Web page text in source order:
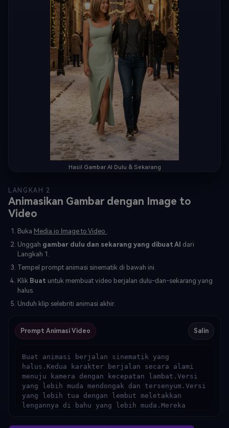
sinematik.Mereka saling tersenyum, kontak
mata yang emosional, suasana nostalgia yang
hangat, gerakan berjalan yang alami, satu
lengan di bahu dengan cara yang ramah dan
mendukung.Ultra realistis, pencahayaan
sinematik, lensa 85mm, kedalaman bidang
dangkal, tekstur kulit yang detail,
pencahayaan volumetrik, fotorealistis, still
film, latar belakang bokeh lembut, resolusi
8k, pertahankan identitas wajah, kemiripan
yang sangat akurat.Jika pengguna menulis
"passed away" atau "sudah meninggal" setelah
nama aktor, tambahkan secara otomatis
sepasang sayap malaikat putih yang halus,
elegan, dan lembut di bagian belakang versi
masa kini, bersinar sedikit dengan cahaya
surgawi yang lembut, sinematik dan penuh
hormat, tidak kartun.Hasil Gambar AI Dulu & Sekarang
LANGKAH 2
Animasikan Gambar dengan Image to
Video
Buka Media.io Image to Video .
Unggah gambar dulu dan sekarang yang dibuat AI dari
Langkah 1.
Tempel prompt animasi sinematik di bawah ini.
Klik Buat untuk membuat video berjalan dulu-dan-sekarang yang
halus.
Unduh klip selebriti animasi akhir.
Prompt Animasi Video Salin
Buat animasi berjalan sinematik yang
halus.Kedua karakter berjalan secara alami
menuju kamera dengan kecepatan lambat.Versi
yang lebih muda mendongak dan tersenyum.Versi
yang lebih tua dengan lembut meletakkan
lengannya di bahu yang lebih muda.Mereka
pelan.Gerakan kamera: dolly mundur perlahan,